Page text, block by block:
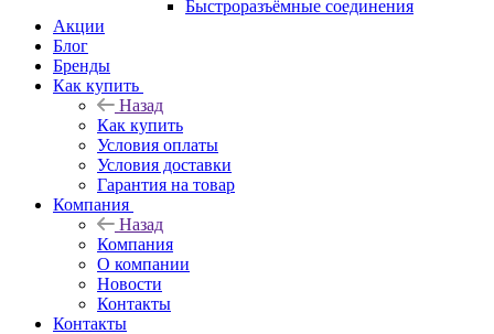
Быстроразъёмные соединения
Акции
Блог
Бренды
Как купить
Назад
Как купить
Условия оплаты
Условия доставки
Гарантия на товар
Компания
Назад
Компания
О компании
Новости
Контакты
Контакты